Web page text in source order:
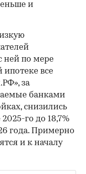
и
ней по мере
все
за
банками
снизились
го до 18,7%
года. Примерно
и к началу